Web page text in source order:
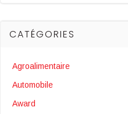
CATÉGORIES
Agroalimentaire
Automobile
Award